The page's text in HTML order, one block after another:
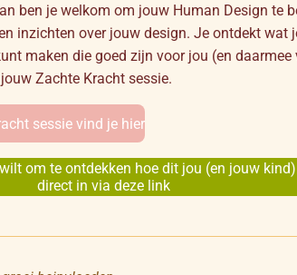
ben je welkom om jouw Human Design te
inzichten over jouw design. Je ontdekt wat
maken die goed zijn voor jou (en
Zachte Kracht sessie.
sessie vind je hier
om te ontdekken hoe dit jou (en jouw
direct in via deze link